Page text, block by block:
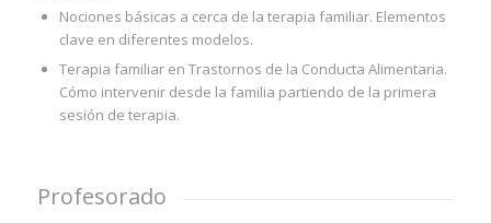
Nociones básicas a cerca de la terapia familiar. Elementos
clave en diferentes modelos.
Terapia familiar en Trastornos de la Conducta Alimentaria.
Cómo intervenir desde la familia partiendo de la primera
sesión de terapia.
Profesorado